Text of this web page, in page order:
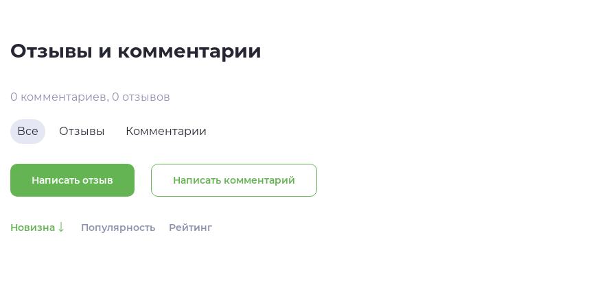
Отзывы и комментарии
0 комментариев, 0 отзывов
Все Отзывы Комментарии
Написать отзыв Написать комментарий
Новизна Популярность Рейтинг